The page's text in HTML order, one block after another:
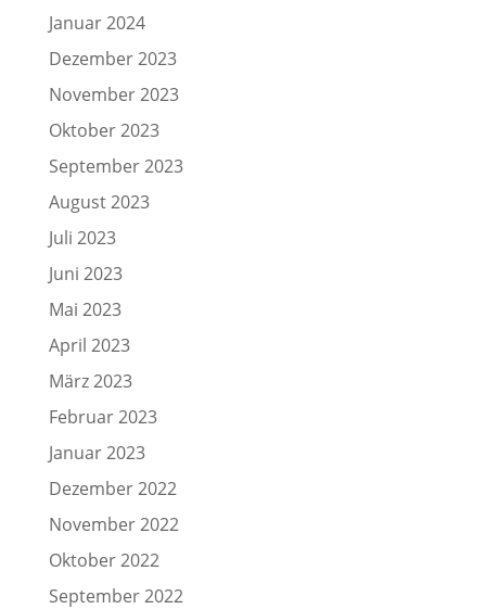
Januar 2024
Dezember 2023
November 2023
Oktober 2023
September 2023
August 2023
Juli 2023
Juni 2023
Mai 2023
April 2023
März 2023
Februar 2023
Januar 2023
Dezember 2022
November 2022
Oktober 2022
September 2022